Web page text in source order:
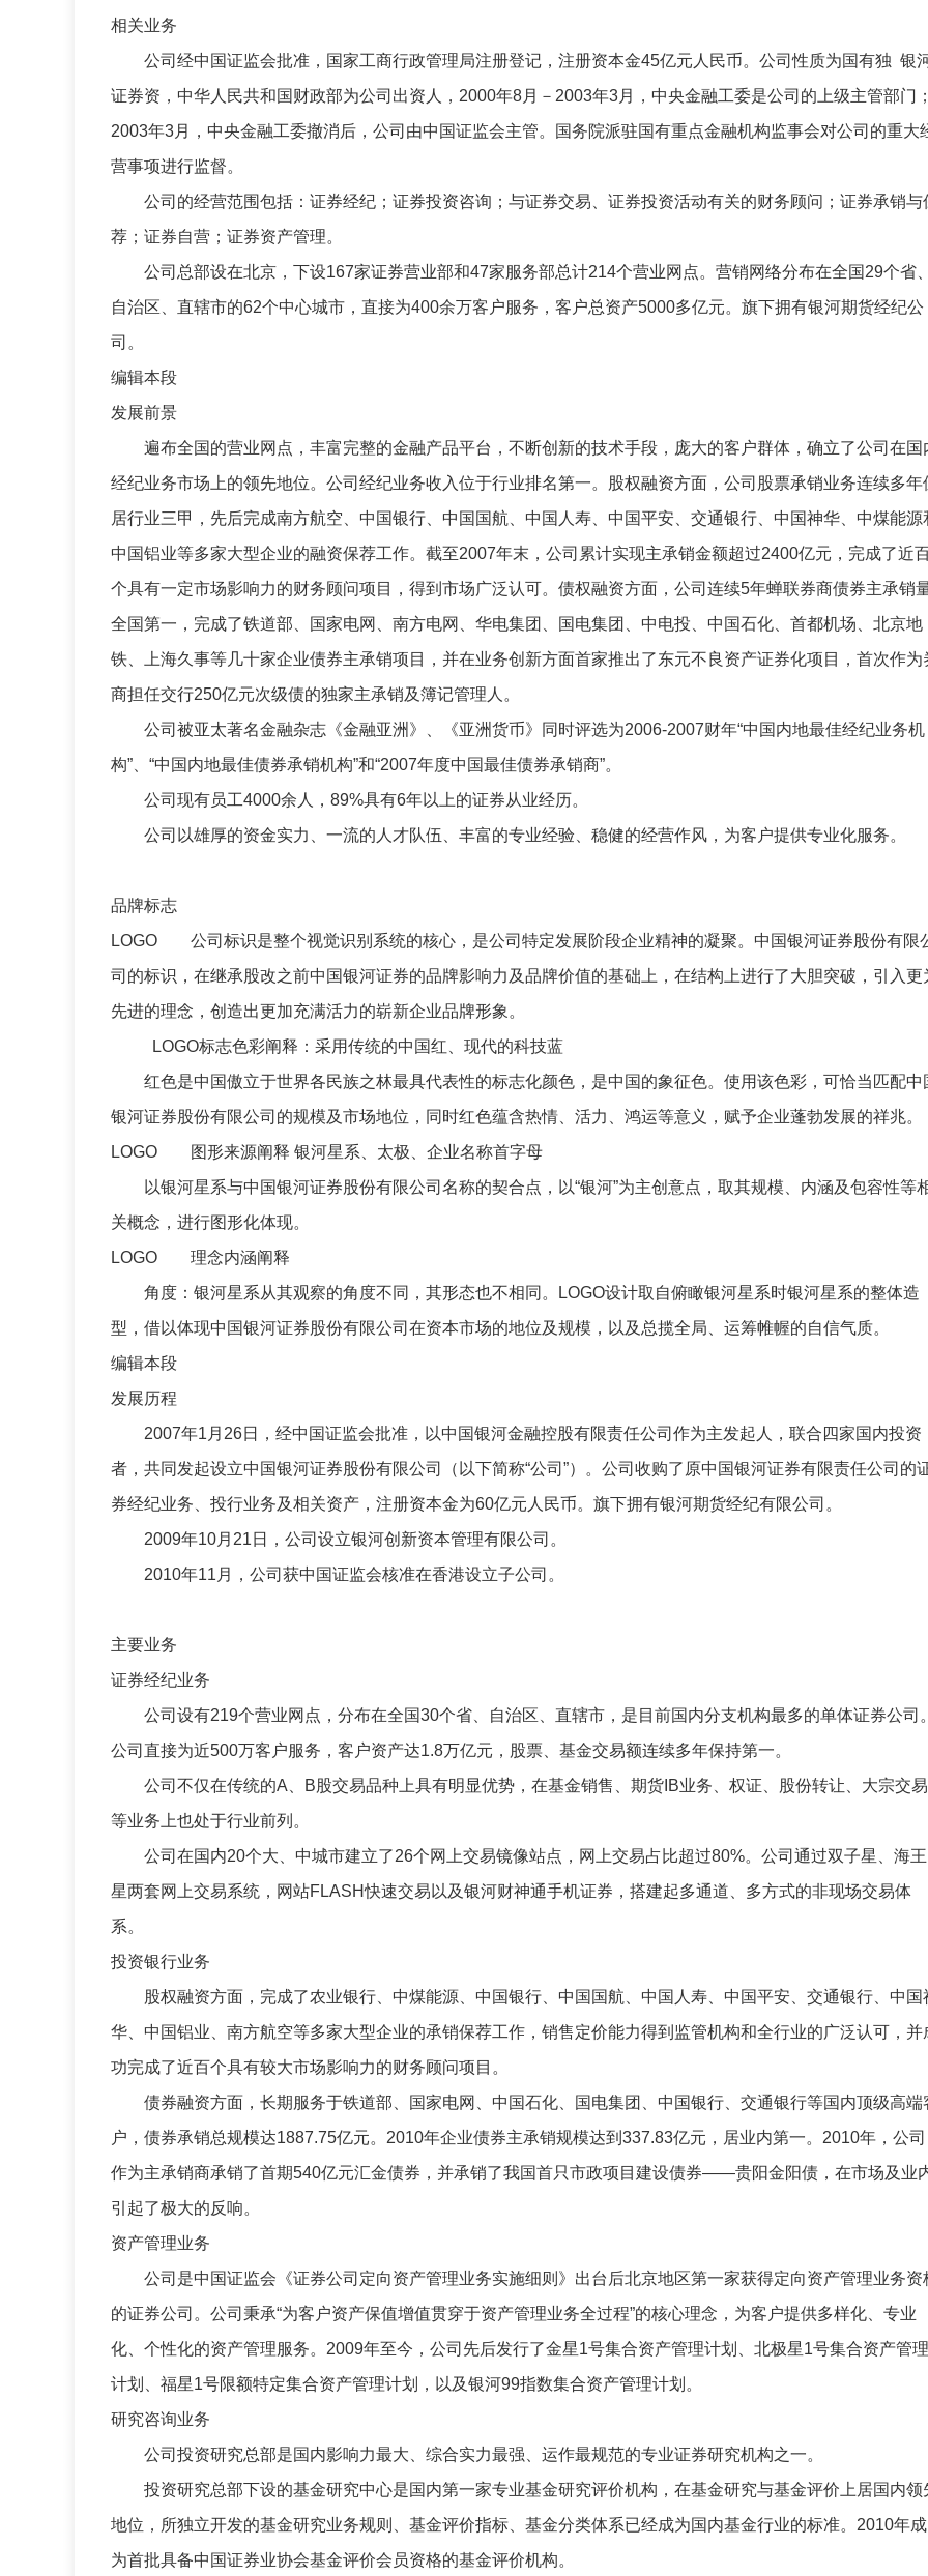
相关业务
公司经中国证监会批准，国家工商行政管理局注册登记，注册资本金45亿元人民币。公司性质为国有独 银
证券资，中华人民共和国财政部为公司出资人，2000年8月－2003年3月，中央金融工委是公司的上级主管部门
2003年3月，中央金融工委撤消后，公司由中国证监会主管。国务院派驻国有重点金融机构监事会对公司的重大
营事项进行监督。
公司的经营范围包括：证券经纪；证券投资咨询；与证券交易、证券投资活动有关的财务顾问；证券承销与
荐；证券自营；证券资产管理。
公司总部设在北京，下设167家证券营业部和47家服务部总计214个营业网点。营销网络分布在全国29个省
自治区、直辖市的62个中心城市，直接为400余万客户服务，客户总资产5000多亿元。旗下拥有银河期货经纪公
司。
编辑本段
发展前景
遍布全国的营业网点，丰富完整的金融产品平台，不断创新的技术手段，庞大的客户群体，确立了公司在国
经纪业务市场上的领先地位。公司经纪业务收入位于行业排名第一。股权融资方面，公司股票承销业务连续多年
居行业三甲，先后完成南方航空、中国银行、中国国航、中国人寿、中国平安、交通银行、中国神华、中煤能源
中国铝业等多家大型企业的融资保荐工作。截至2007年末，公司累计实现主承销金额超过2400亿元，完成了近
个具有一定市场影响力的财务顾问项目，得到市场广泛认可。债权融资方面，公司连续5年蝉联券商债券主承销
全国第一，完成了铁道部、国家电网、南方电网、华电集团、国电集团、中电投、中国石化、首都机场、北京地
铁、上海久事等几十家企业债券主承销项目，并在业务创新方面首家推出了东元不良资产证券化项目，首次作为
商担任交行250亿元次级债的独家主承销及簿记管理人。
公司被亚太著名金融杂志《金融亚洲》、《亚洲货币》同时评选为2006-2007财年“中国内地最佳经纪业务机
构”、“中国内地最佳债券承销机构”和“2007年度中国最佳债券承销商”。
公司现有员工4000余人，89%具有6年以上的证券从业经历。
公司以雄厚的资金实力、一流的人才队伍、丰富的专业经验、稳健的经营作风，为客户提供专业化服务。
品牌标志
LOGO 公司标识是整个视觉识别系统的核心，是公司特定发展阶段企业精神的凝聚。中国银河证券股份有限
司的标识，在继承股改之前中国银河证券的品牌影响力及品牌价值的基础上，在结构上进行了大胆突破，引入更
先进的理念，创造出更加充满活力的崭新企业品牌形象。
LOGO标志色彩阐释：采用传统的中国红、现代的科技蓝
红色是中国傲立于世界各民族之林最具代表性的标志化颜色，是中国的象征色。使用该色彩，可恰当匹配中
银河证券股份有限公司的规模及市场地位，同时红色蕴含热情、活力、鸿运等意义，赋予企业蓬勃发展的祥兆。
LOGO 图形来源阐释 银河星系、太极、企业名称首字母
以银河星系与中国银河证券股份有限公司名称的契合点，以“银河”为主创意点，取其规模、内涵及包容性等
关概念，进行图形化体现。
LOGO 理念内涵阐释
角度：银河星系从其观察的角度不同，其形态也不相同。LOGO设计取自俯瞰银河星系时银河星系的整体造
型，借以体现中国银河证券股份有限公司在资本市场的地位及规模，以及总揽全局、运筹帷幄的自信气质。
编辑本段
发展历程
2007年1月26日，经中国证监会批准，以中国银河金融控股有限责任公司作为主发起人，联合四家国内投资
者，共同发起设立中国银河证券股份有限公司（以下简称“公司”）。公司收购了原中国银河证券有限责任公司的
券经纪业务、投行业务及相关资产，注册资本金为60亿元人民币。旗下拥有银河期货经纪有限公司。
2009年10月21日，公司设立银河创新资本管理有限公司。
2010年11月，公司获中国证监会核准在香港设立子公司。
主要业务
证券经纪业务
公司设有219个营业网点，分布在全国30个省、自治区、直辖市，是目前国内分支机构最多的单体证券公司
公司直接为近500万客户服务，客户资产达1.8万亿元，股票、基金交易额连续多年保持第一。
公司不仅在传统的A、B股交易品种上具有明显优势，在基金销售、期货IB业务、权证、股份转让、大宗交易
等业务上也处于行业前列。
公司在国内20个大、中城市建立了26个网上交易镜像站点，网上交易占比超过80%。公司通过双子星、海王
星两套网上交易系统，网站FLASH快速交易以及银河财神通手机证券，搭建起多通道、多方式的非现场交易体
系。
投资银行业务
股权融资方面，完成了农业银行、中煤能源、中国银行、中国国航、中国人寿、中国平安、交通银行、中国
华、中国铝业、南方航空等多家大型企业的承销保荐工作，销售定价能力得到监管机构和全行业的广泛认可，并
功完成了近百个具有较大市场影响力的财务顾问项目。
债券融资方面，长期服务于铁道部、国家电网、中国石化、国电集团、中国银行、交通银行等国内顶级高端
户，债券承销总规模达1887.75亿元。2010年企业债券主承销规模达到337.83亿元，居业内第一。2010年，公司
作为主承销商承销了首期540亿元汇金债券，并承销了我国首只市政项目建设债券——贵阳金阳债，在市场及业
引起了极大的反响。
资产管理业务
公司是中国证监会《证券公司定向资产管理业务实施细则》出台后北京地区第一家获得定向资产管理业务资
的证券公司。公司秉承“为客户资产保值增值贯穿于资产管理业务全过程”的核心理念，为客户提供多样化、专业
化、个性化的资产管理服务。2009年至今，公司先后发行了金星1号集合资产管理计划、北极星1号集合资产管理
计划、福星1号限额特定集合资产管理计划，以及银河99指数集合资产管理计划。
研究咨询业务
公司投资研究总部是国内影响力最大、综合实力最强、运作最规范的专业证券研究机构之一。
投资研究总部下设的基金研究中心是国内第一家专业基金研究评价机构，在基金研究与基金评价上居国内领
地位，所独立开发的基金研究业务规则、基金评价指标、基金分类体系已经成为国内基金行业的标准。2010年成
为首批具备中国证券业协会基金评价会员资格的基金评价机构。